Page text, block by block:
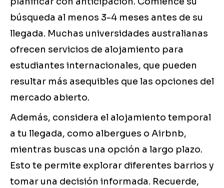
búsqueda al menos 3-4 meses antes de su
llegada. Muchas universidades australianas
ofrecen servicios de alojamiento para
estudiantes internacionales, que pueden
resultar más asequibles que las opciones del
mercado abierto.
Además, considera el alojamiento temporal
a tu llegada, como albergues o Airbnb,
mientras buscas una opción a largo plazo.
Esto te permite explorar diferentes barrios y
tomar una decisión informada. Recuerde,